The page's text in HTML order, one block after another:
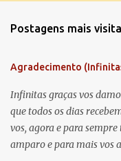
e
t
á
r
i
o
Postagens mais
Agradecimento
Infinitas graças vos
que todos os dias
vos, agora e para
amparo e para mais vos